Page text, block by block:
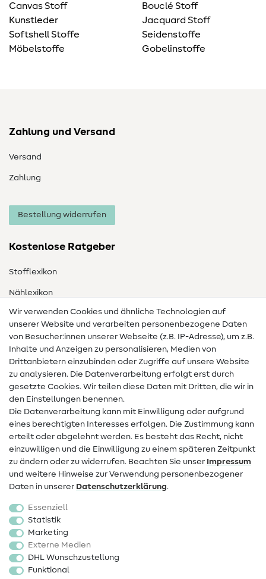
Canvas Stoff
Kunstleder
Softshell Stoffe
Möbelstoffe
Bouclé Stoff
Jacquard Stoff
Seidenstoffe
Gobelinstoffe
Zahlung und Versand
Versand
Zahlung
Bestellung widerrufen
Kostenlose Ratgeber
Stofflexikon
Nählexikon
Nähanleitungen
Hilfe & Kontakt
Kontakt
Infos zum Betreiberwechsel
Widerrufsrecht
Beliebt
Stoffe
Sale
Schnittmuster
Wir verwenden Cookies und ähnliche Technologien auf
unserer Website und verarbeiten personenbezogene Daten
von Besucher:innen unserer Webseite (z.B. IP-Adresse), um z.B.
Inhalte und Anzeigen zu personalisieren, Medien von
Drittanbietern einzubinden oder Zugriffe auf unsere Website
zu analysieren. Die Datenverarbeitung erfolgt erst durch
gesetzte Cookies. Wir teilen diese Daten mit Dritten, die wir in
den Einstellungen benennen.
Die Datenverarbeitung kann mit Einwilligung oder aufgrund
eines berechtigten Interesses erfolgen. Die Zustimmung kann
erteilt oder abgelehnt werden. Es besteht das Recht, nicht
einzuwilligen und die Einwilligung zu einem späteren Zeitpunkt
zu ändern oder zu widerrufen. Beachten Sie unser Impressum
und weitere Hinweise zur Verwendung personenbezogener
Daten in unserer Daten­schutz­erklärung.
Essenziell
Statistik
Marketing
Externe Medien
DHL Wunschzustellung
Funktional